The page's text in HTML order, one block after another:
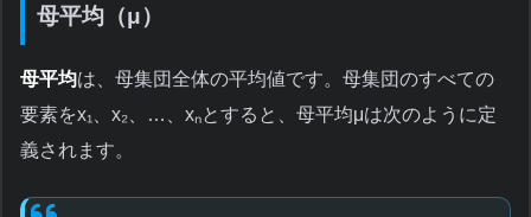
母平均（μ）
母平均は、母集団全体の平均値です。母集団のすべての
要素をx₁、x₂、…、xₙとすると、母平均μは次のように定
義されます。